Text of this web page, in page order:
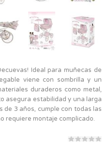
Ideal para muñecas de
viene con sombrilla y un
duraderos como metal,
asegura estabilidad y una larga
de 3 años, cumple con todas las
requiere montaje complicado.